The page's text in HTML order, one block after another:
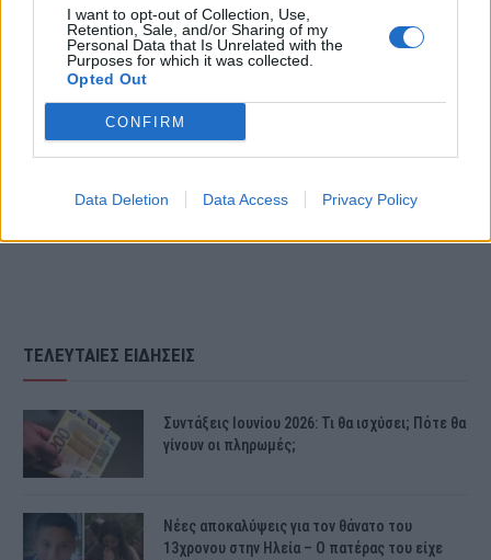
I want to opt-out of Collection, Use,
Retention, Sale, and/or Sharing of my
Personal Data that Is Unrelated with the
Purposes for which it was collected.
Opted Out
CONFIRM
Data Deletion Data Access Privacy Policy
ΤΕΛΕΥΤΑΙΕΣ ΕΙΔΗΣΕΙΣ
Συντάξεις Ιουνίου 2026: Τι θα ισχύσει; Πότε θα
γίνουν οι πληρωμές;
Νέες αποκαλύψεις για τον θάνατο του
13χρονου στην Ηλεία – Ο πατέρας του είχε